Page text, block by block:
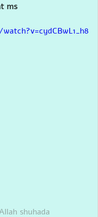
ms
shuhada